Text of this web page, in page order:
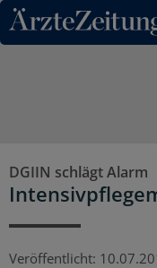
Direkt zum
DGIIN schlägt Alarm
Veröffentlicht: